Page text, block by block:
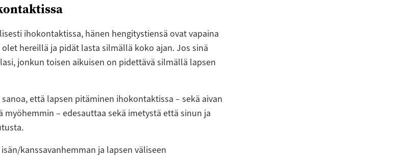
ihokontaktissa, hänen hengitystiensä ovat vapaina
olet hereillä ja pidät lasta silmällä koko ajan. Jos sinä
jonkun toisen aikuisen on pidettävä silmällä lapsen
että lapsen pitäminen ihokontaktissa – sekä aivan
myöhemmin – edesauttaa sekä imetystä että sinun ja
kanssavanhemman ja lapsen väliseen